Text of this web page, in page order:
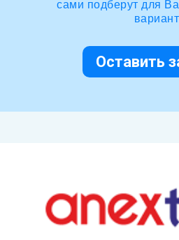
сами подберут для
вариант
Оставить